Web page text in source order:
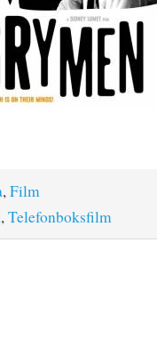
,Film
,Telefonboksfilm